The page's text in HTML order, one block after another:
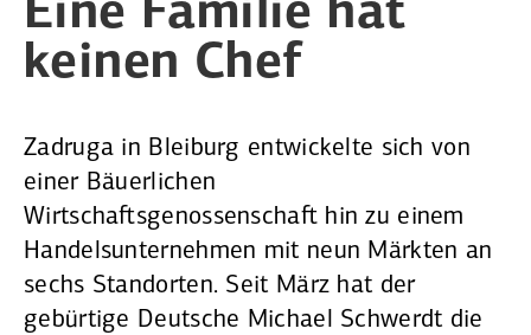
Eine Familie hat
keinen Chef
Zadruga in Bleiburg entwickelte sich von
einer Bäuerlichen
Wirtschaftsgenossenschaft hin zu einem
Handelsunternehmen mit neun Märkten an
sechs Stand­orten. Seit März hat der
gebürtige Deutsche Michael Schwerdt die